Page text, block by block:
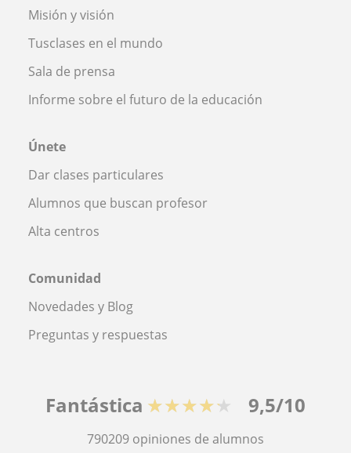
Misión y visión
Tusclases en el mundo
Sala de prensa
Informe sobre el futuro de la educación
Únete
Dar clases particulares
Alumnos que buscan profesor
Alta centros
Comunidad
Novedades y Blog
Preguntas y respuestas
Fantástica ★★★★★ 9,5/10
790209 opiniones de alumnos